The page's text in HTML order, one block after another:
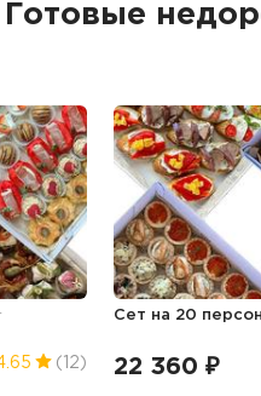
Готовые
(12)
Сет на 20
22 360 ₽